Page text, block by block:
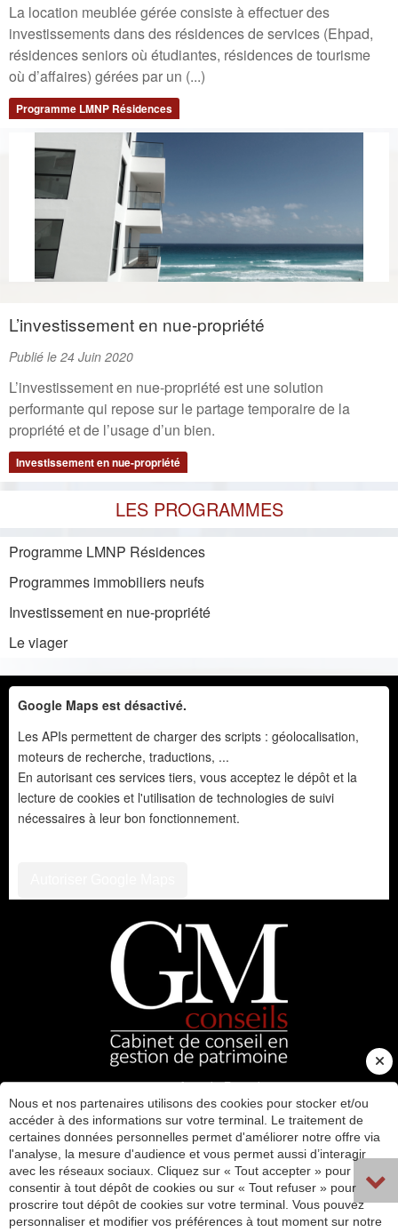
La location meublée gérée consiste à effectuer des
investissements dans des résidences de services (Ehpad,
résidences seniors où étudiantes, résidences de tourisme
où d’affaires) gérées par un (...)
Programme LMNP Résidences
L’investissement en nue-propriété
Publié le 24 Juin 2020
L’investissement en nue-propriété est une solution
performante qui repose sur le partage temporaire de la
propriété et de l’usage d’un bien.
Investissement en nue-propriété
LES PROGRAMMES
Programme LMNP Résidences
Programmes immobiliers neufs
Investissement en nue-propriété
Le viager
Google Maps est désactivé.
Les APIs permettent de charger des scripts : géolocalisation,
moteurs de recherche, traductions, ...
En autorisant ces services tiers, vous acceptez le dépôt et la
lecture de cookies et l'utilisation de technologies de suivi
nécessaires à leur bon fonctionnement.
93 rue Aristide Briand
01500 Ambérieu-en-Bugey
Contact
06 76 22 99 73
Sur rendez-vous uniquement
Nous et nos partenaires utilisons des cookies pour stocker et/ou
accéder à des informations sur votre terminal. Le traitement de
certaines données personnelles permet d'améliorer notre offre via
l'analyse, la mesure d'audience et vous permet aussi d’interagir
avec les réseaux sociaux. Cliquez sur « Tout accepter » pour
consentir à tout dépôt de cookies ou sur « Tout refuser » pour
proscrire tout dépôt de cookies sur votre terminal. Vous pouvez
personnaliser et modifier vos préférences à tout moment sur notre